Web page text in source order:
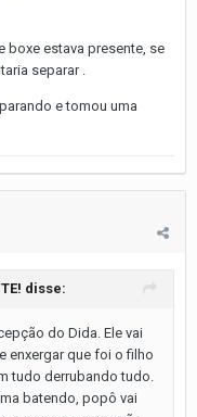
estava presente, se
separar .
e tomou uma
disse:
do Dida. Ele vai
enxergar que foi o filho
tudo derrubando tudo.
batendo, popô vai